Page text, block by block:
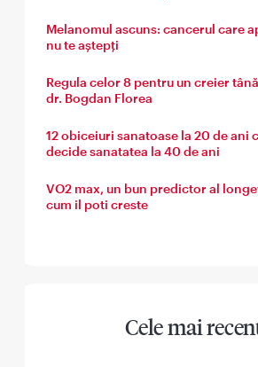
Melanomul ascuns: cancerul care
nu te aștepți
Regula celor 8 pentru un creier
dr. Bogdan Florea
12 obiceiuri sanatoase la 20 de ani
decide sanatatea la 40 de ani
VO2 max, un bun predictor al
cum il poti creste
Cele mai